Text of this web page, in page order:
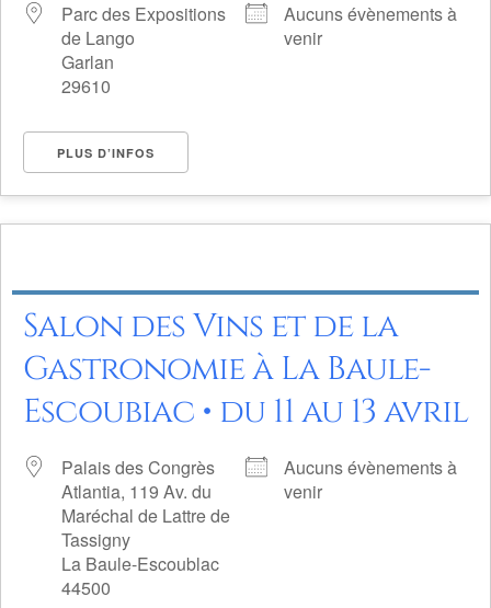
Parc des Expositions
de Lango
Garlan
29610
Aucuns évènements à
venir
PLUS D’INFOS
Salon des Vins et de la
Gastronomie à La Baule-
Escoubiac • du 11 au 13 avril
Palais des Congrès
Atlantia, 119 Av. du
Maréchal de Lattre de
Tassigny
La Baule-Escoublac
44500
Aucuns évènements à
venir